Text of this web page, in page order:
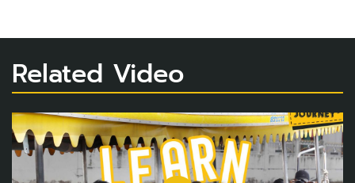
Related Video